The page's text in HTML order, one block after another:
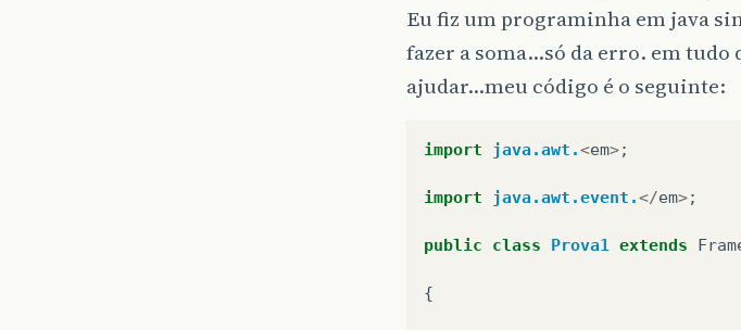
Eu fiz um programinha em java
fazer a soma…só da erro. em
ajudar…meu código é o seguinte:
import java.awt.<em>;
import java.awt.event.</em>;
public class Prova1 extends
{